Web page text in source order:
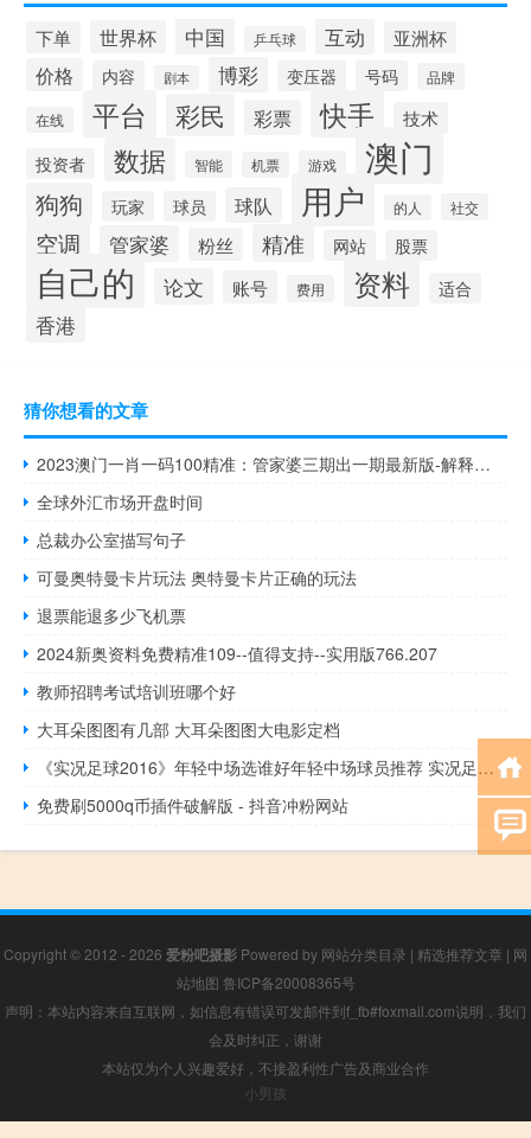
下单 世界杯 中国 乒乓球 互动 亚洲杯
价格 内容 剧本 博彩 变压器 号码 品牌
在线 平台 彩民 彩票 快手 技术
投资者 数据 智能 机票 游戏 澳门
狗狗 玩家 球员 球队 用户 的人 社交
空调 管家婆 粉丝 精准 网站 股票
自己的 论文 账号 费用 资料 适合
香港
猜你想看的文章
2023澳门一肖一码100精准：管家婆三期出一期最新版-解释落实-1099.ISO.266
全球外汇市场开盘时间
总裁办公室描写句子
可曼奥特曼卡片玩法 奥特曼卡片正确的玩法
退票能退多少飞机票
2024新奥资料免费精准109--值得支持--实用版766.207
教师招聘考试培训班哪个好
大耳朵图图有几部 大耳朵图图大电影定档
《实况足球2016》年轻中场选谁好年轻中场球员推荐 实况足球2016手机版
免费刷5000q币插件破解版 - 抖音冲粉网站
Copyright © 2012 - 2026 爱粉吧摄影 Powered by 网站分类目录 | 精选推荐文章 | 网
站地图 鲁ICP备20008365号
声明：本站内容来自互联网，如信息有错误可发邮件到f_fb#foxmail.com说明，我们
会及时纠正，谢谢
本站仅为个人兴趣爱好，不接盈利性广告及商业合作
小男孩